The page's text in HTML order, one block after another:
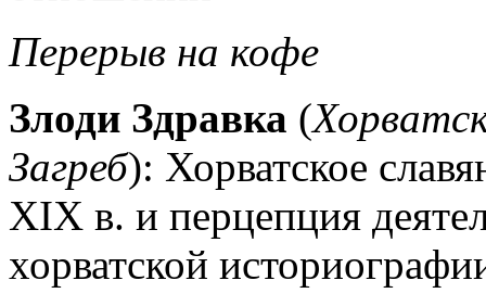
Перерыв на кофе
Злоди Здравка (
Загреб): Хорватское
XIX в. и перцепция
хорватской